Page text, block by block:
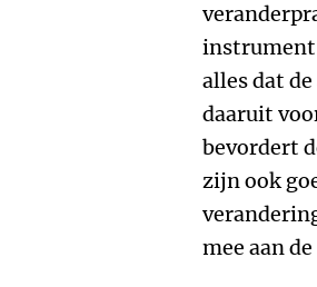
instrument
alles dat
daaruit
bevordert
zijn ook
mee aan